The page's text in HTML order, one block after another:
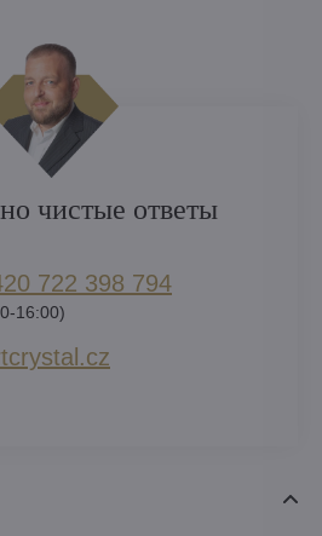
чистые ответы
722 398 794​
16:00)